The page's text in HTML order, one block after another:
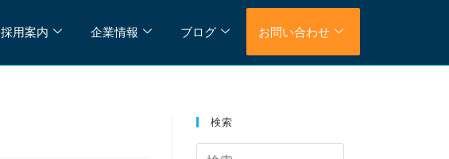
採用案内 企業情報 ブログ お問い合わせ
検索